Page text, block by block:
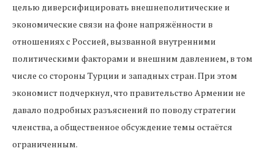
целью диверсифицировать внешнеполитические и
экономические связи на фоне напряжённости в
отношениях с Россией, вызванной внутренними
политическими факторами и внешним давлением, в том
числе со стороны Турции и западных стран. При этом
экономист подчеркнул, что правительство Армении не
давало подробных разъяснений по поводу стратегии
членства, а общественное обсуждение темы остаётся
ограниченным.